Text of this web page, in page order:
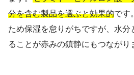
分を含む製品を選ぶと効果的です
ため保湿を怠りがちですが、水分
ることが赤みの鎮静にもつながり